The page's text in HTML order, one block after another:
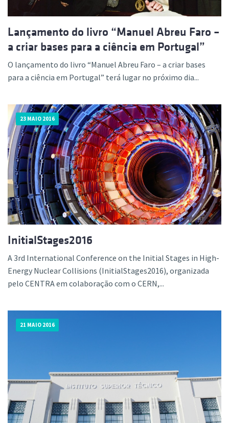
Lançamento do livro “Manuel Abreu Faro –
a criar bases para a ciência em Portugal”
O lançamento do livro “Manuel Abreu Faro – a criar bases
para a ciência em Portugal” terá lugar no próximo dia...
23 MAIO 2016
InitialStages2016
A 3rd International Conference on the Initial Stages in High-
Energy Nuclear Collisions (InitialStages2016), organizada
pelo CENTRA em colaboração com o CERN,...
21 MAIO 2016